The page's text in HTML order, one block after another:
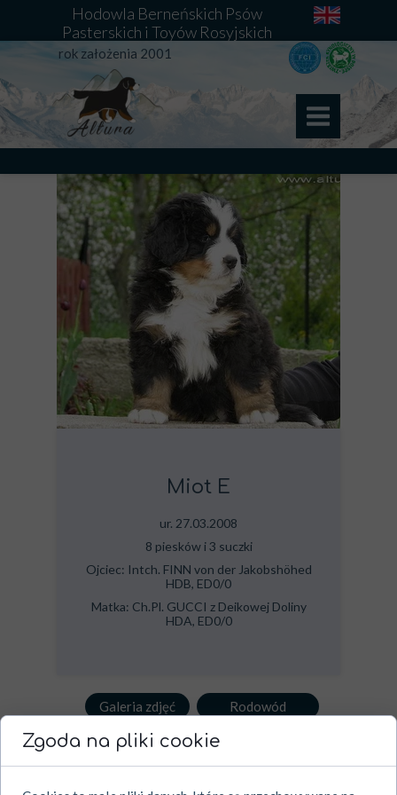
Rodowód
Galeria zdjęć
Imię Płeć Miejsce Wyniki Data śmierci
rok założenia 2001
Hodowla Berneńskich Psów
Pasterskich i Toyów Rosyjskich
Miot E
ur. 27.03.2008
8 piesków i 3 suczki
Ojciec: Intch. FINN von der Jakobshöhed
HDB, ED0/0
Matka: Ch.Pl. GUCCI z Deikowej Doliny
HDA, ED0/0
Zgoda na pliki cookie